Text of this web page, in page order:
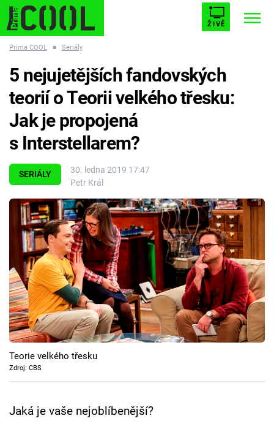
ŽIVĚ
ESCAPE PLNEJ KOTEL AVENGERS 5
Témata
Filmy
Seriály
Hry
Cool Esport
Pořady
TV Program
Přihlášení
Prima COOL ■ Seriály
SERIÁLY
30. ledna 2019 17:47
Petr Král
5 nejujetějších fandovských
teorií o Teorii velkého třesku:
Jak je propojená
s Interstellarem?
Teorie velkého třesku
Zdroj: CBS
Jaká je vaše nejoblíbenější?